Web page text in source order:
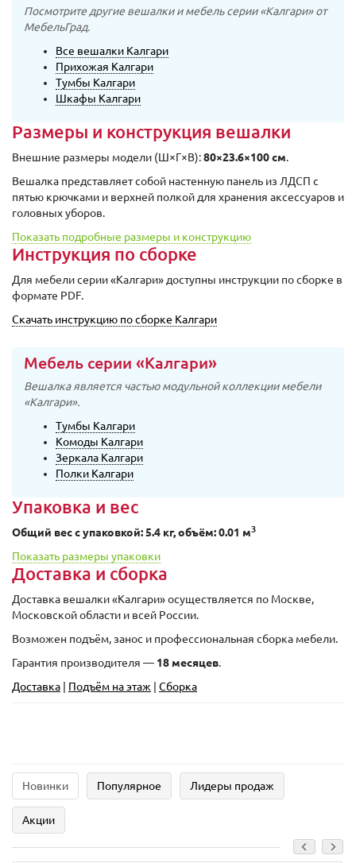
Посмотрите другие вешалки и мебель серии «Калгари» от
МебельГрад.
Все вешалки Калгари
Прихожая Калгари
Тумбы Калгари
Шкафы Калгари
Размеры и конструкция вешалки
Внешние размеры модели (Ш×Г×В):80×23.6×100 см.
Вешалка представляет собой настенную панель из ЛДСП с
пятью крючками и верхней полкой для хранения аксессуаров и
головных уборов.
Показать подробные размеры и конструкцию
Инструкция по сборке
Для мебели серии «Калгари» доступны инструкции по сборке в
формате PDF.
Скачать инструкцию по сборке Калгари
Мебель серии «Калгари»
Вешалка является частью модульной коллекции мебели
«Калгари».
Тумбы Калгари
Комоды Калгари
Зеркала Калгари
Полки Калгари
Упаковка и вес
Общий вес с упаковкой: 5.4 кг, объём: 0.01 м3
Показать размеры упаковки
Доставка и сборка
Доставка вешалки «Калгари» осуществляется по Москве,
Московской области и всей России.
Возможен подъём, занос и профессиональная сборка мебели.
Гарантия производителя — 18 месяцев.
Доставка
Подъём на этаж Сборка
Новинки Популярное Лидеры продаж
Акции